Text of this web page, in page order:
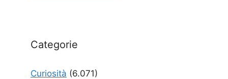
Categorie
Curiosità (6.071)